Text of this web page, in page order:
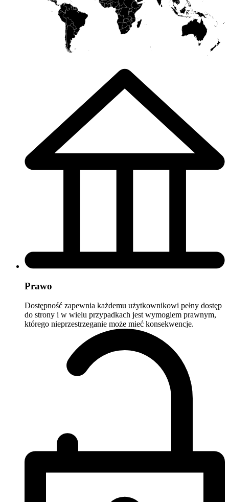
Prawo
Dostępność zapewnia każdemu użytkownikowi pełny dostęp
do strony i w wielu przypadkach jest wymogiem prawnym,
którego nieprzestrzeganie może mieć konsekwencje.